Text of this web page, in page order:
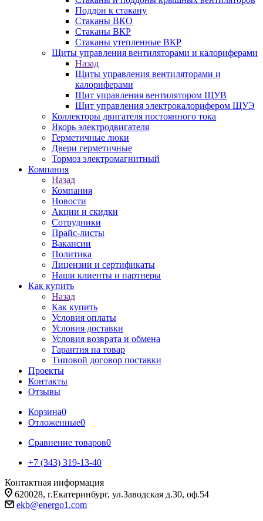
Поддон к стакану
Стаканы ВКО
Стаканы ВКР
Стаканы утепленные ВКР
Щиты управления вентиляторами и калориферами
Назад
Щиты управления вентиляторами и
калориферами
Щит управления вентилятором ЩУВ
Щит управления электрокалорифером ЩУЭ
Коллекторы двигателя постоянного тока
Якорь электродвигателя
Герметичные люки
Двери герметичные
Тормоз электромагнитный
Компания
Назад
Компания
Новости
Акции и скидки
Сотрудники
Прайс-листы
Вакансии
Политика
Лицензии и сертификаты
Наши клиенты и партнеры
Как купить
Назад
Как купить
Условия оплаты
Условия доставки
Условия возврата и обмена
Гарантия на товар
Типовой договор поставки
Проекты
Контакты
Отзывы
Корзина0
Отложенные0
Сравнение товаров0
+7 (343) 319-13-40
Контактная информация
620028, г.Екатеринбург, ул.Заводская д.30, оф.54
ekb@energo1.com